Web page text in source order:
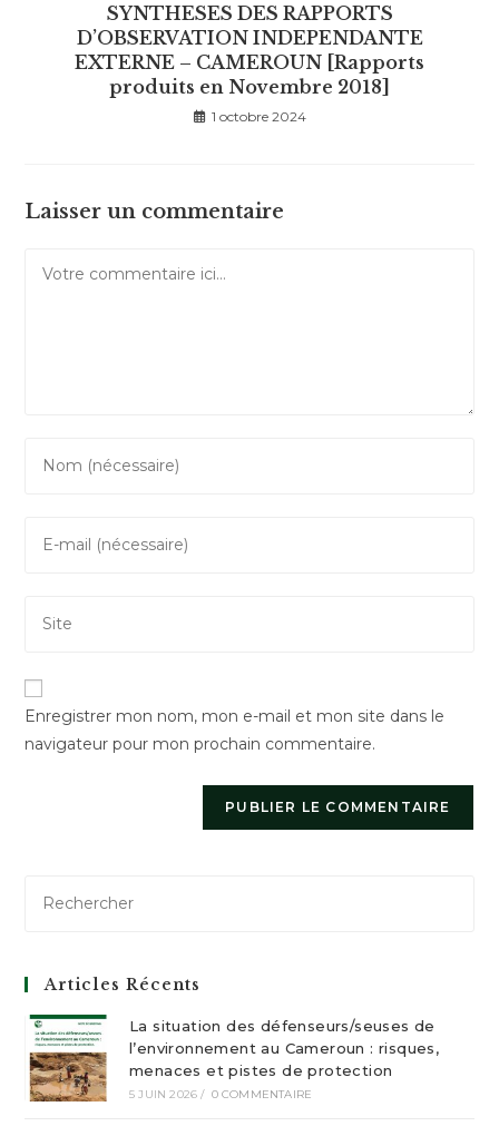
SYNTHESES DES RAPPORTS
D’OBSERVATION INDEPENDANTE
EXTERNE – CAMEROUN [Rapports
produits en Novembre 2018]
1 octobre 2024
Laisser un commentaire
your
comment
your
address
l’URL
votre
site
(facultatif)
Enregistrer mon nom, mon e-mail et mon site dans le
navigateur pour mon prochain commentaire.
Articles Récents
La situation des défenseurs/seuses de
l’environnement au Cameroun : risques,
menaces et pistes de protection
5 JUIN 2026 / 0 COMMENTAIRE